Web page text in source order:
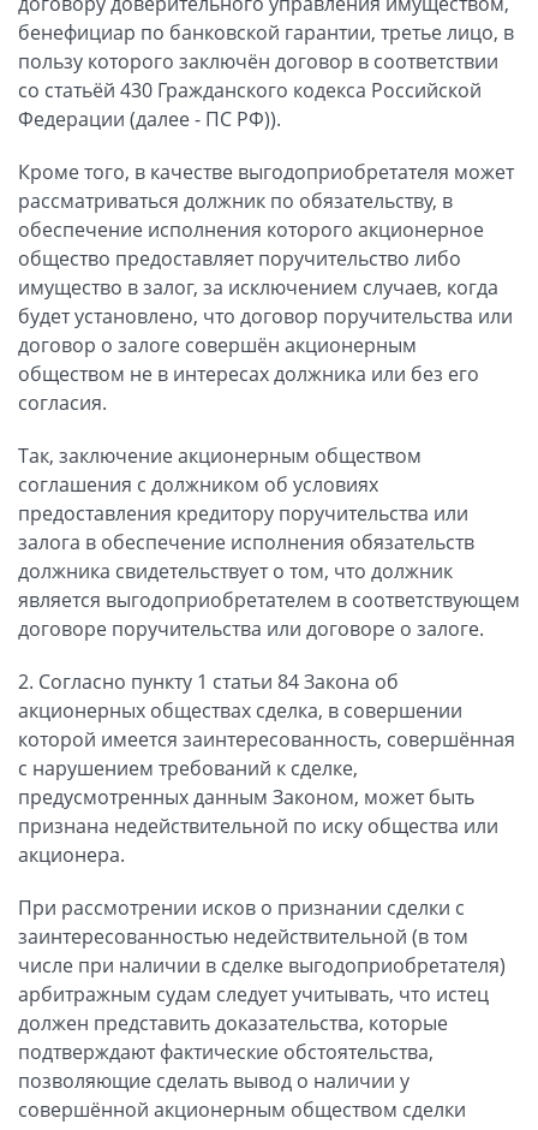
бенефициар по банковской гарантии, третье лицо, в
пользу которого заключён договор в соответствии
со статьёй 430 Гражданского кодекса Российской
Федерации (далее - ПС РФ)).
Кроме того, в качестве выгодоприобретателя может
рассматриваться должник по обязательству, в
обеспечение исполнения которого акционерное
общество предоставляет поручительство либо
имущество в залог, за исключением случаев, когда
будет установлено, что договор поручительства или
договор о залоге совершён акционерным
обществом не в интересах должника или без его
согласия.
Так, заключение акционерным обществом
соглашения с должником об условиях
предоставления кредитору поручительства или
залога в обеспечение исполнения обязательств
должника свидетельствует о том, что должник
является выгодоприобретателем в соответствующем
договоре поручительства или договоре о залоге.
2. Согласно пункту 1 статьи 84 Закона об
акционерных обществах сделка, в совершении
которой имеется заинтересованность, совершённая
с нарушением требований к сделке,
предусмотренных данным Законом, может быть
признана недействительной по иску общества или
акционера.
При рассмотрении исков о признании сделки с
заинтересованностью недействительной (в том
числе при наличии в сделке выгодоприобретателя)
арбитражным судам следует учитывать, что истец
должен представить доказательства, которые
подтверждают фактические обстоятельства,
позволяющие сделать вывод о наличии у
совершённой акционерным обществом сделки